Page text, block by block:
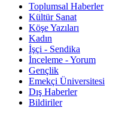
Toplumsal Haberler
Kültür Sanat
Köşe Yazıları
Kadın
İşçi - Sendika
İnceleme - Yorum
Gençlik
Emekçi Üniversitesi
Dış Haberler
Bildiriler